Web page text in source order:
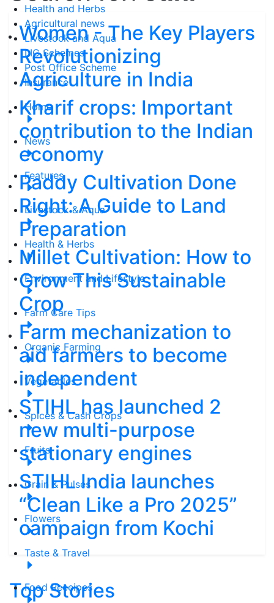
Health and Herbs
Agricultural news
Livestock and Aqua
LIC Schemes
Post Office Scheme
Insurance
Home
News
Features
Livestock & Aqua
Health & Herbs
Environment and Lifestyle
Farm Care Tips
Organic Farming
Vegetables
Spices & Cash Crops
Fruits
Grain & Pulses
Flowers
Taste & Travel
Food Receipes
Women - The Key Players
Revolutionizing
Agriculture in India
Kharif crops: Important
contribution to the Indian
economy
Paddy Cultivation Done
Right: A Guide to Land
Preparation
Millet Cultivation: How to
Grow This Sustainable
Crop
Farm mechanization to
aid farmers to become
independent
STIHL has launched 2
new multi-purpose
stationary engines
STIHL India launches
“Clean Like a Pro 2025”
campaign from Kochi
Top Stories